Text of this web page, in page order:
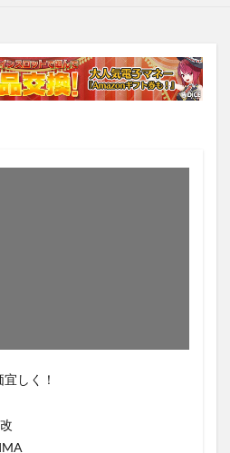
しく！